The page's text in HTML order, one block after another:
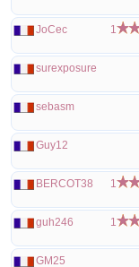
JoCec 1
surexposure
sebasm
Guy12
BERCOT38 1
guh246 1
GM25